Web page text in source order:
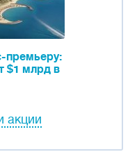
премьеру:
$1 млрд в
акции